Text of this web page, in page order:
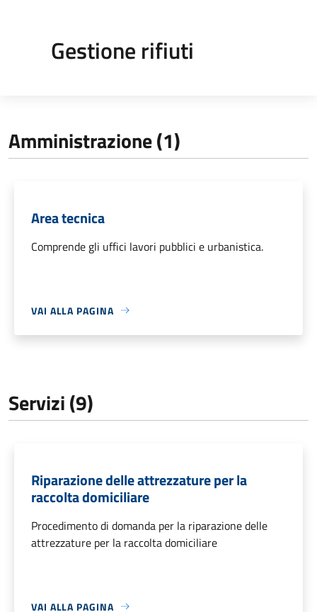
Gestione rifiuti
Amministrazione (1)
Area tecnica
Comprende gli uffici lavori pubblici e urbanistica.
VAI ALLA PAGINA
Servizi (9)
Riparazione delle attrezzature per la
raccolta domiciliare
Procedimento di domanda per la riparazione delle
attrezzature per la raccolta domiciliare
VAI ALLA PAGINA